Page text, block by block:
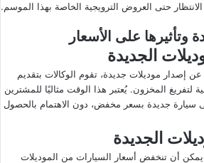
حتى العروض الترويجية الخاصة بهذا الموسم.
وتأثيرها على الأسعار
إصدار موديلات جديدة، تقوم الوكالات بتقديم
لتفريغ المخزون. يُعتبر هذا الوقت مثاليًا للمشترين
سيارة جديدة بسعر مخفض، دون الاهتمام بالحصول
يمكن أن تنخفض أسعار السيارات من الموديلات